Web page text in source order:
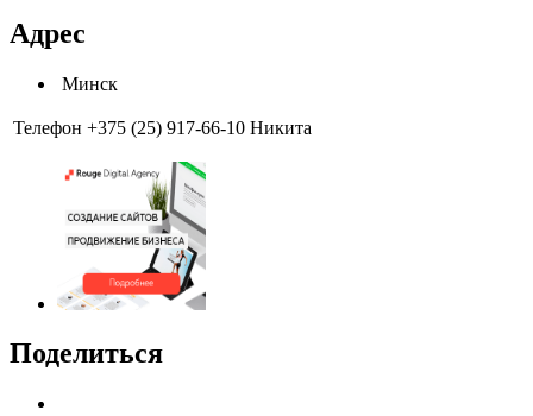
Адрес
Минск
Телефон +375 (25) 917-66-10 Никита
Поделиться